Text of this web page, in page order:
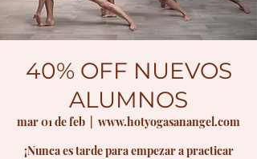
40% OFF NUEVOS
ALUMNOS
mar 01 de feb
www.hotyogasanangel.com
¡Nunca es tarde para empezar a practicar